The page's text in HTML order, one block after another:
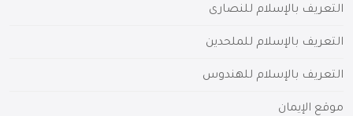
التعريف بالإسلام للنصارى
التعريف بالإسلام للملحدين
التعريف بالإسلام للهندوس
موقع الإيمان